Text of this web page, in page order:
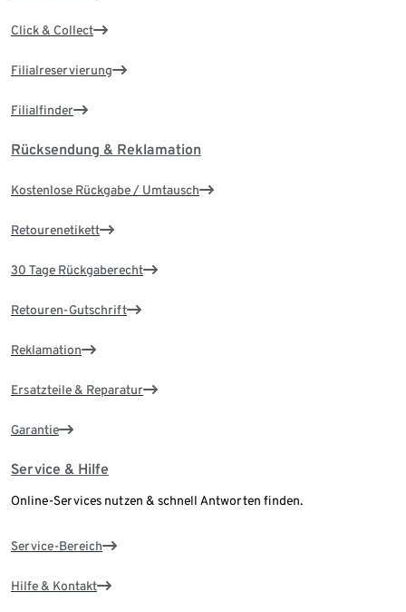
Click & Collect
Filialreservierung
Filialfinder
Rücksendung & Reklamation
Kostenlose Rückgabe / Umtausch
Retourenetikett
30 Tage Rückgaberecht
Retouren-Gutschrift
Reklamation
Ersatzteile & Reparatur
Garantie
Service & Hilfe
Online-Services nutzen & schnell Antworten finden.
Service-Bereich
Hilfe & Kontakt